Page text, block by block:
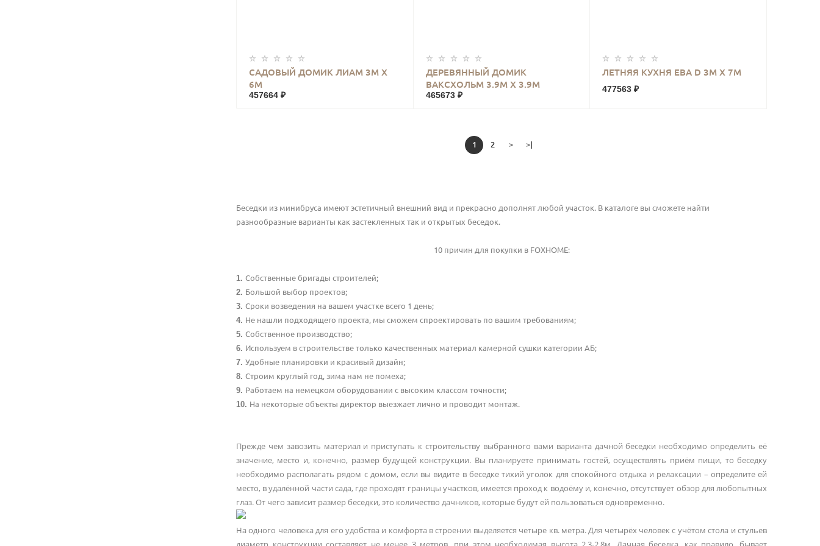
САДОВЫЙ ДОМИК ЛИАМ 3М Х
6М
457664 ₽
КУПИТЬ
ДЕРЕВЯННЫЙ ДОМИК
ВАКСХОЛЬМ 3.9М Х 3.9М
465673 ₽
КУПИТЬ ЛЕТНЯЯ КУХНЯ ЕВА D 3М Х 7М
477563 ₽
КУПИТЬ
1 2 > >|
Беседки из минибруса имеют эстетичный внешний вид и прекрасно дополнят любой участок. В каталоге вы сможете найти
разнообразные варианты как застекленных так и открытых беседок.
10 причин для покупки в FOXHOME:
Собственные бригады строителей;
Большой выбор проектов;
Сроки возведения на вашем участке всего 1 день;
Не нашли подходящего проекта, мы сможем спроектировать по вашим требованиям;
Собственное производство;
Используем в строительстве только качественных материал камерной сушки категории АБ;
Удобные планировки и красивый дизайн;
Строим круглый год, зима нам не помеха;
Работаем на немецком оборудовании с высоким классом точности;
На некоторые объекты директор выезжает лично и проводит монтаж.
Прежде чем завозить материал и приступать к строительству выбранного вами варианта дачной беседки необходимо определить её
значение, место и, конечно, размер будущей конструкции. Вы планируете принимать гостей, осуществлять приём пищи, то беседку
необходимо располагать рядом с домом, если вы видите в беседке тихий уголок для спокойного отдыха и релаксации – определите ей
место, в удалённой части сада, где проходят границы участков, имеется проход к водоёму и, конечно, отсутствует обзор для любопытных
глаз. От чего зависит размер беседки, это количество дачников, которые будут ей пользоваться одновременно.
На одного человека для его удобства и комфорта в строении выделяется четыре кв. метра. Для четырёх человек с учётом стола и стульев